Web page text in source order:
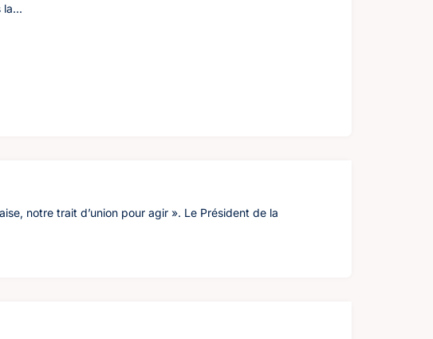
la...
notre trait d’union pour agir ». Le Président de la